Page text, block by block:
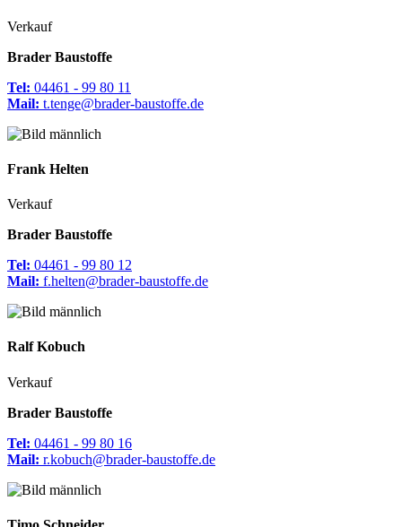
Verkauf
Brader Baustoffe
Tel: 04461 - 99 80 11
Mail: t.tenge@brader-baustoffe.de
Frank Helten
Verkauf
Brader Baustoffe
Tel: 04461 - 99 80 12
Mail: f.helten@brader-baustoffe.de
RalfKobuch
Verkauf
Brader Baustoffe
Tel: 04461 - 99 80 16
Mail: r.kobuch@brader-baustoffe.de